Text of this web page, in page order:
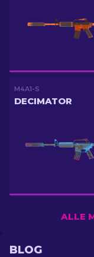
M4A1-S
DECIMATOR
ALLE
BLOG